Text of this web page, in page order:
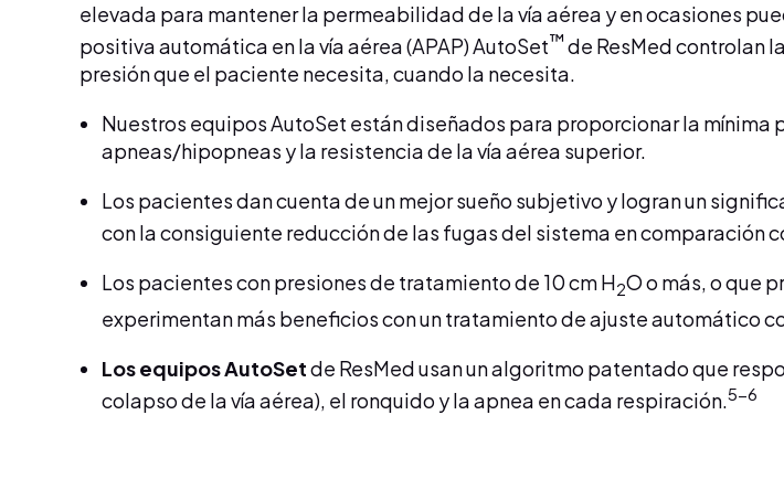
elevada para mantener la permeabilidad de la vía aérea y en ocasiones
positiva automática en la vía aérea (APAP) AutoSet™ de ResMed controlan
presión que el paciente necesita, cuando la necesita.
Nuestros equipos AutoSet están diseñados para proporcionar la
apneas/hipopneas y la resistencia de la vía aérea superior.
Los pacientes dan cuenta de un mejor sueño subjetivo y logran un
con la consiguiente reducción de las fugas del sistema en comparación
Los pacientes con presiones de tratamiento de 10 cm H2O o más, o que
experimentan más beneficios con un tratamiento de ajuste automático
Los equipos AutoSetde ResMed usan un algoritmo patentado que
colapso de la vía aérea), el ronquido y la apnea en cada respiración. 5-6